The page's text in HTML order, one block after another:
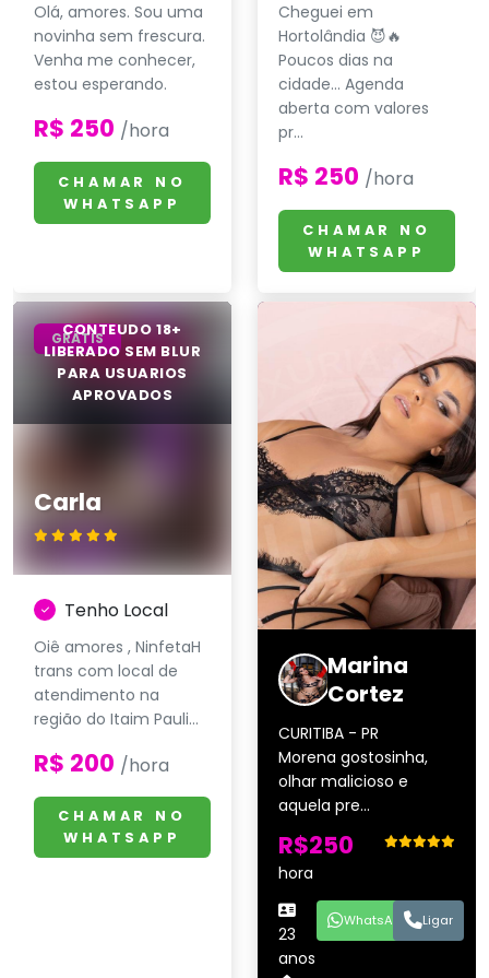
Olá, amores. Sou uma
novinha sem frescura.
Venha me conhecer,
estou esperando.
R$ 250 /hora
CHAMAR NO
WHATSAPP
Cheguei em
Hortolândia 😈🔥
Poucos dias na
cidade… Agenda
aberta com valores
pr...
R$ 250 /hora
CHAMAR NO
WHATSAPP
Carla
GRÁTIS
Tenho Local
Oiê amores , NinfetaH
trans com local de
atendimento na
região do Itaim Pauli...
R$ 200 /hora
CHAMAR NO
WHATSAPP
Marina
Cortez
CURITIBA - PR
Morena gostosinha,
olhar malicioso e
aquela pre...
R$250
hora
23
anos
WhatsApp Ligar